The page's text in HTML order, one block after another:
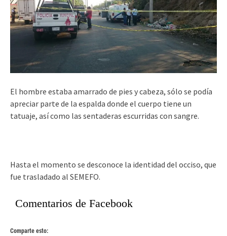
El hombre estaba amarrado de pies y cabeza, sólo se podía
apreciar parte de la espalda donde el cuerpo tiene un
tatuaje, así como las sentaderas escurridas con sangre.
Hasta el momento se desconoce la identidad del occiso, que
fue trasladado al SEMEFO.
Comentarios de Facebook
Comparte esto: